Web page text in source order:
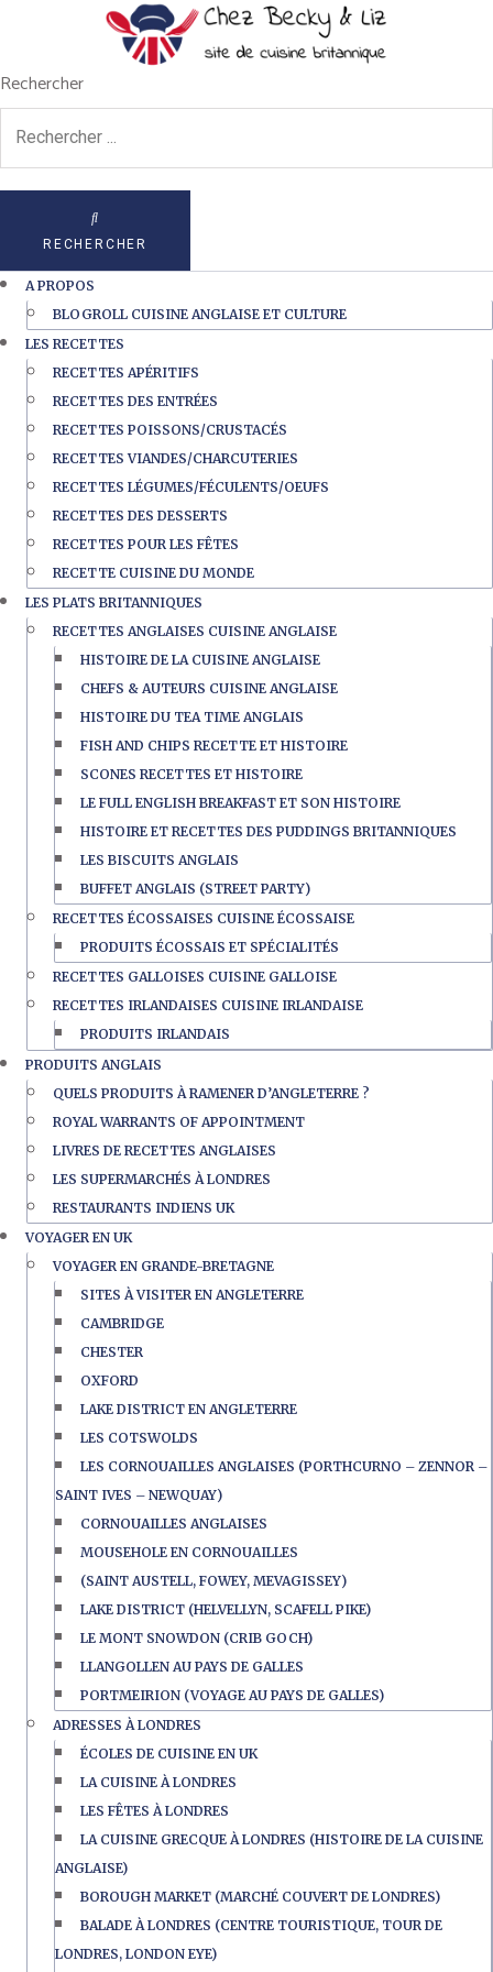
Rechercher
RECHERCHER
A PROPOS
BLOGROLL CUISINE ANGLAISE ET CULTURE
LES RECETTES
RECETTES APÉRITIFS
RECETTES DES ENTRÉES
RECETTES POISSONS/CRUSTACÉS
RECETTES VIANDES/CHARCUTERIES
RECETTES LÉGUMES/FÉCULENTS/OEUFS
RECETTES DES DESSERTS
RECETTES POUR LES FÊTES
RECETTE CUISINE DU MONDE
LES PLATS BRITANNIQUES
RECETTES ANGLAISES CUISINE ANGLAISE
HISTOIRE DE LA CUISINE ANGLAISE
CHEFS & AUTEURS CUISINE ANGLAISE
HISTOIRE DU TEA TIME ANGLAIS
FISH AND CHIPS RECETTE ET HISTOIRE
SCONES RECETTES ET HISTOIRE
LE FULL ENGLISH BREAKFAST ET SON HISTOIRE
HISTOIRE ET RECETTES DES PUDDINGS BRITANNIQUES
LES BISCUITS ANGLAIS
BUFFET ANGLAIS (STREET PARTY)
RECETTES ÉCOSSAISES CUISINE ÉCOSSAISE
PRODUITS ÉCOSSAIS ET SPÉCIALITÉS
RECETTES GALLOISES CUISINE GALLOISE
RECETTES IRLANDAISES CUISINE IRLANDAISE
PRODUITS IRLANDAIS
PRODUITS ANGLAIS
QUELS PRODUITS À RAMENER D’ANGLETERRE ?
ROYAL WARRANTS OF APPOINTMENT
LIVRES DE RECETTES ANGLAISES
LES SUPERMARCHÉS À LONDRES
RESTAURANTS INDIENS UK
VOYAGER EN UK
VOYAGER EN GRANDE-BRETAGNE
SITES À VISITER EN ANGLETERRE
CAMBRIDGE
CHESTER
OXFORD
LAKE DISTRICT EN ANGLETERRE
LES COTSWOLDS
LES CORNOUAILLES ANGLAISES (PORTHCURNO – ZENNOR –
SAINT IVES – NEWQUAY)
CORNOUAILLES ANGLAISES
MOUSEHOLE EN CORNOUAILLES
(SAINT AUSTELL, FOWEY, MEVAGISSEY)
LAKE DISTRICT (HELVELLYN, SCAFELL PIKE)
LE MONT SNOWDON (CRIB GOCH)
LLANGOLLEN AU PAYS DE GALLES
PORTMEIRION (VOYAGE AU PAYS DE GALLES)
ADRESSES À LONDRES
ÉCOLES DE CUISINE EN UK
LA CUISINE À LONDRES
LES FÊTES À LONDRES
LA CUISINE GRECQUE À LONDRES (HISTOIRE DE LA CUISINE
ANGLAISE)
BOROUGH MARKET (MARCHÉ COUVERT DE LONDRES)
BALADE À LONDRES (CENTRE TOURISTIQUE, TOUR DE
LONDRES, LONDON EYE)